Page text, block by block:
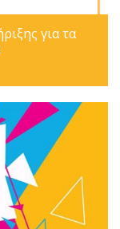
για τα